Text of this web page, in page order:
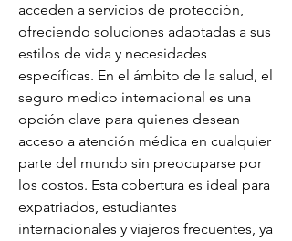
acceden a servicios de protección,
ofreciendo soluciones adaptadas a sus
estilos de vida y necesidades
específicas. En el ámbito de la salud, el
seguro medico internacional es una
opción clave para quienes desean
acceso a atención médica en cualquier
parte del mundo sin preocuparse por
los costos. Esta cobertura es ideal para
expatriados, estudiantes
internacionales y viajeros frecuentes, ya